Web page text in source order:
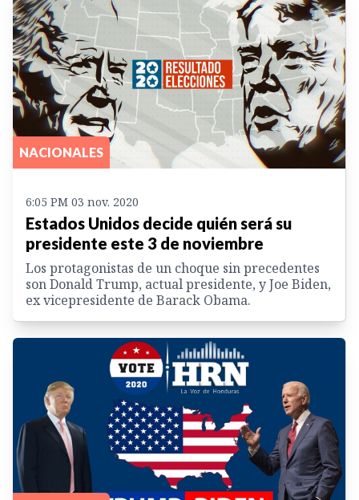
NACIONALES
6:05 PM 03 nov. 2020
Estados Unidos decide quién será su
presidente este 3 de noviembre
Los protagonistas de un choque sin precedentes
son Donald Trump, actual presidente, y Joe Biden,
ex vicepresidente de Barack Obama.